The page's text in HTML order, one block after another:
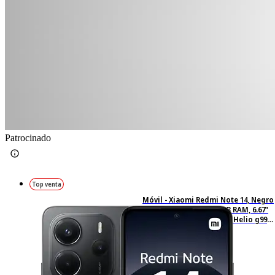
Patrocinado
Top venta
Móvil - Xiaomi Redmi Note 14, Negro
medianoche, 128 GB, 6 GB RAM, 6.67"
AMOLED FHD+, MediaTek Helio g99-